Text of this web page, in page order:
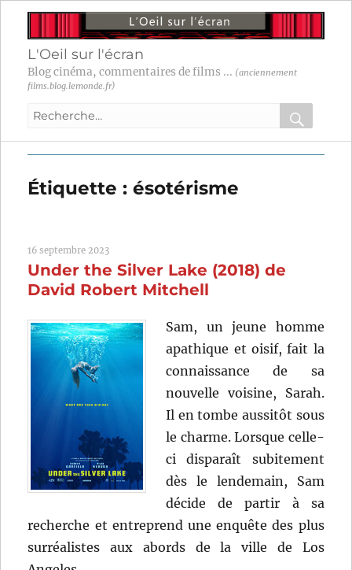
L'Oeil sur l'écran
Blog cinéma, commentaires de films ... (anciennement
films.blog.lemonde.fr)
Recherche
:
OK
Étiquette :ésotérisme
16 septembre 2023
Under the Silver Lake (2018) de
David Robert Mitchell
Sam, un jeune homme
apathique et oisif, fait la
connaissance de sa
nouvelle voisine, Sarah.
Il en tombe aussitôt sous
le charme. Lorsque celle-
ci disparaît subitement
dès le lendemain, Sam
décide de partir à sa
recherche et entreprend une enquête des plus
surréalistes aux abords de la ville de Los